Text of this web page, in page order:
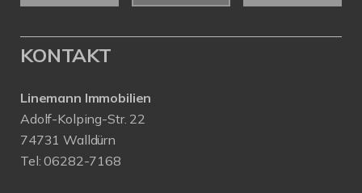
KONTAKT
Linemann Immobilien
Adolf-Kolping-Str. 22
74731 Walldürn
Tel:06282-7168